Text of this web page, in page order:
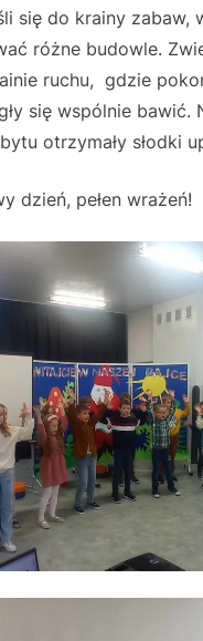
się do krainy zabaw,
różne budowle.
ruchu, gdzie
się wspólnie bawić.
otrzymały słodki
dzień, pełen wrażeń!